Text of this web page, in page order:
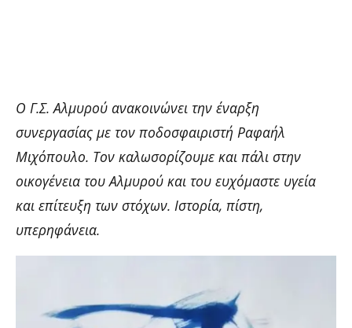
Ο Γ.Σ. Αλμυρού ανακοινώνει την έναρξη
συνεργασίας με τον ποδοσφαιριστή Ραφαήλ
Μιχόπουλο. Τον καλωσορίζουμε και πάλι στην
οικογένεια του Αλμυρού και του ευχόμαστε υγεία
και επίτευξη των στόχων. Ιστορία, πίστη,
υπερηφάνεια.